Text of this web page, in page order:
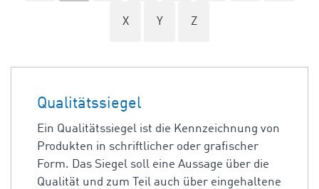
X Y Z
Qualitätssiegel
Ein Qualitätssiegel ist die Kennzeichnung von
Produkten in schriftlicher oder grafischer
Form. Das Siegel soll eine Aussage über die
Qualität und zum Teil auch über eingehaltene